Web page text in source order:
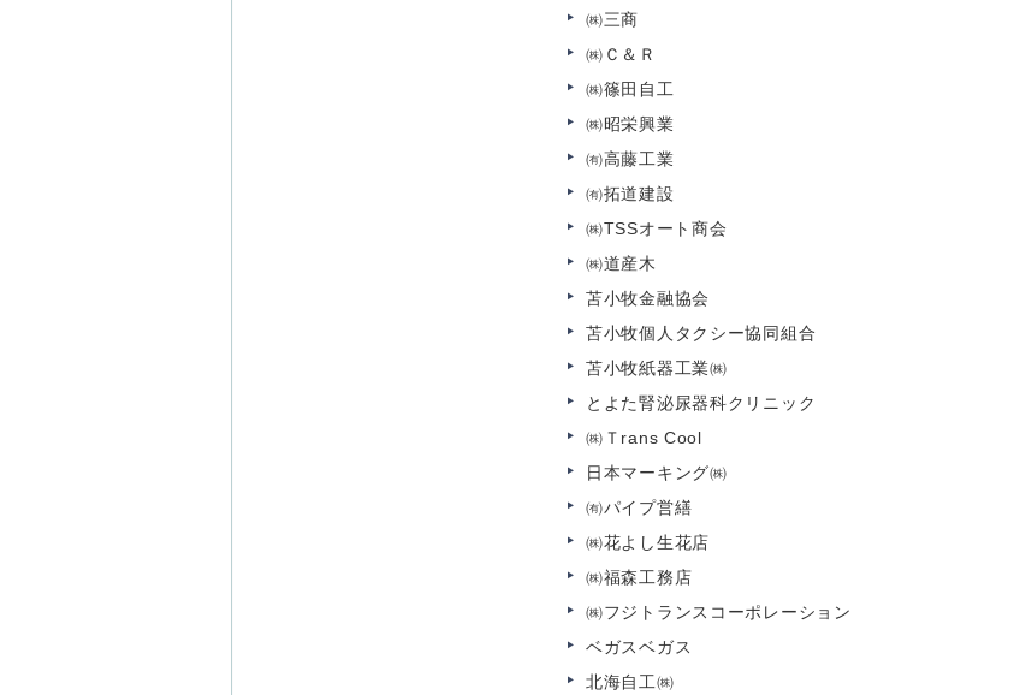
㈱三商
㈱Ｃ＆Ｒ
㈱篠田自工
㈱昭栄興業
㈲高藤工業
㈲拓道建設
㈱TSSオート商会
㈱道産木
苫小牧金融協会
苫小牧個人タクシー協同組合
苫小牧紙器工業㈱
とよた腎泌尿器科クリニック
㈱Ｔ rans Cool
日本マーキング㈱
㈲パイプ営繕
㈱花よし生花店
㈱福森工務店
㈱フジトランスコーポレーション
ベガスベガス
北海自工㈱